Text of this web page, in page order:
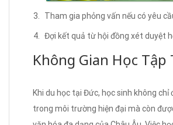
Tham gia phỏng vấn nếu có yêu
Đợi kết quả từ hội đồng xét duyệt
Không Gian Học Tập
Khi du học tại Đức, học sinh không chỉ
trong môi trường hiện đại mà còn